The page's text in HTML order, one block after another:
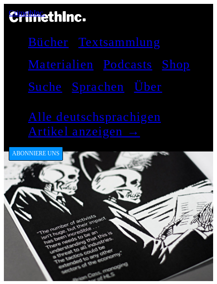
CrimethInc.
Bücher
Textsammlung
Materialien
Podcasts
Shop
Suche
Sprachen Über
Alle deutschsprachigen
Artikel anzeigen →
ABONNIERE UNS